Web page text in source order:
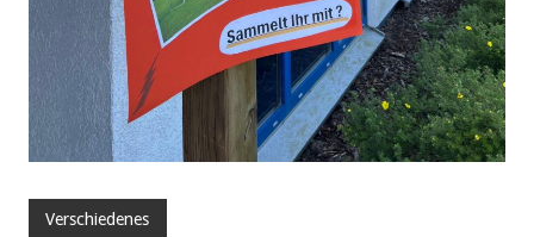
Verschiedenes